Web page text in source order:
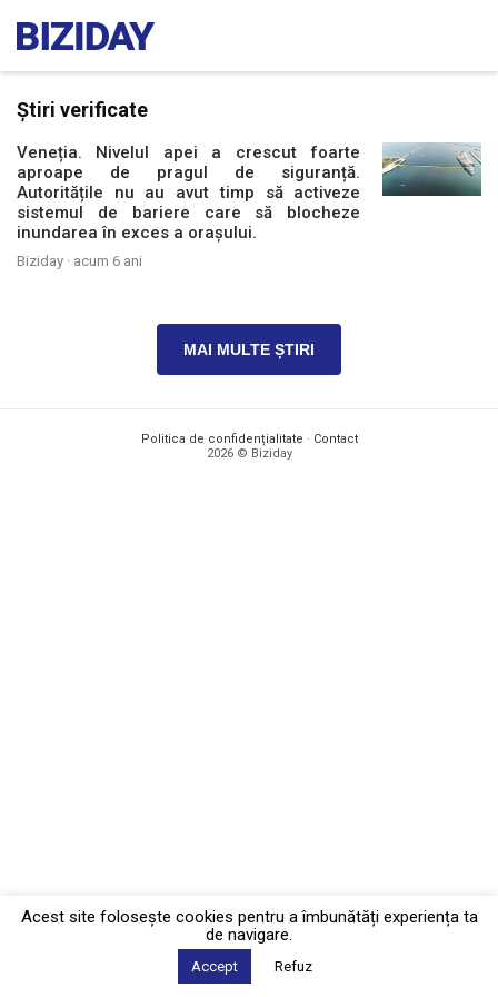
Știri verificate
Veneția. Nivelul apei a crescut foarte
aproape de pragul de siguranță.
Autoritățile nu au avut timp să activeze
sistemul de bariere care să blocheze
inundarea în exces a orașului.
Biziday · acum 6 ani
MAI MULTE ȘTIRI
Politica de confidențialitate · Contact
2026 © Biziday
Acest site foloseşte cookies pentru a îmbunătăți experiența ta
de navigare.
Accept Refuz